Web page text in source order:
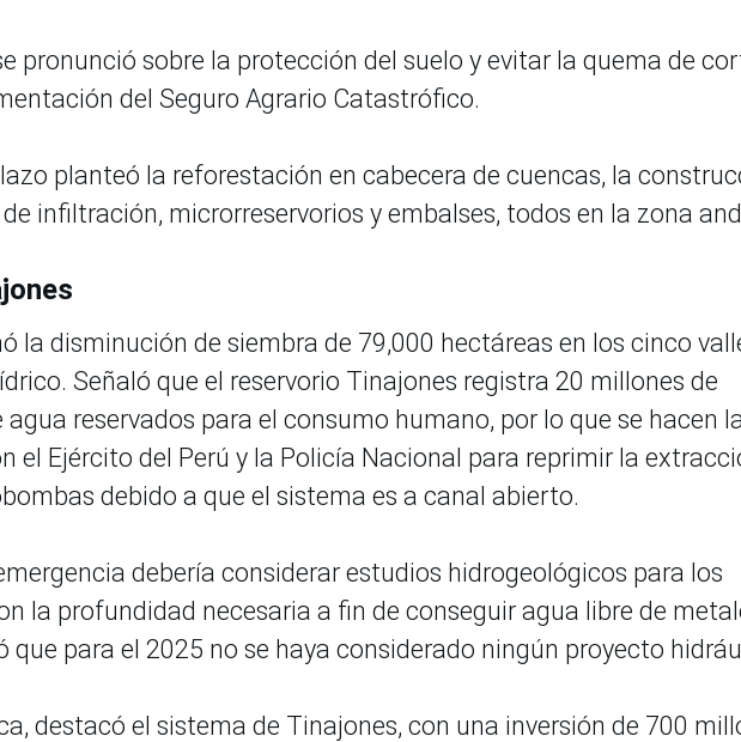
pronunció sobre la protección del suelo y evitar la quema de
del Seguro Agrario Catastrófico.
planteó la reforestación en cabecera de cuencas, la
infiltración, microrreservorios y embalses, todos en la zona
la disminución de siembra de 79,000 hectáreas en los cinco
Señaló que el reservorio Tinajones registra 20 millones de
reservados para el consumo humano, por lo que se hacen
el Ejército del Perú y la Policía Nacional para reprimir la
debido a que el sistema es a canal abierto.
debería considerar estudios hidrogeológicos para los
la profundidad necesaria a fin de conseguir agua libre de
que para el 2025 no se haya considerado ningún proyecto
destacó el sistema de Tinajones, con una inversión de 700